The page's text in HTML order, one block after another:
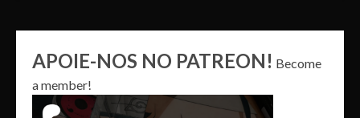
APOIE-NOS NO PATREON! Become
a member!